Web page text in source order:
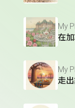
My
在
My
走